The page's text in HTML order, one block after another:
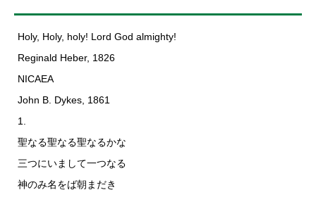
Holy, Holy, holy! Lord God almighty!
Reginald Heber, 1826
NICAEA
John B. Dykes, 1861
1.
聖なる聖なる聖なるかな
三つにいまして一つなる
神のみ名をば朝まだき